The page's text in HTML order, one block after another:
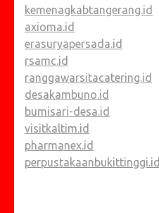
kemenagkabtangerang.id
axioma.id
erasuryapersada.id
rsamc.id
ranggawarsitacatering.id
desakambuno.id
bumisari-desa.id
visitkaltim.id
pharmanex.id
perpustakaanbukittinggi.id